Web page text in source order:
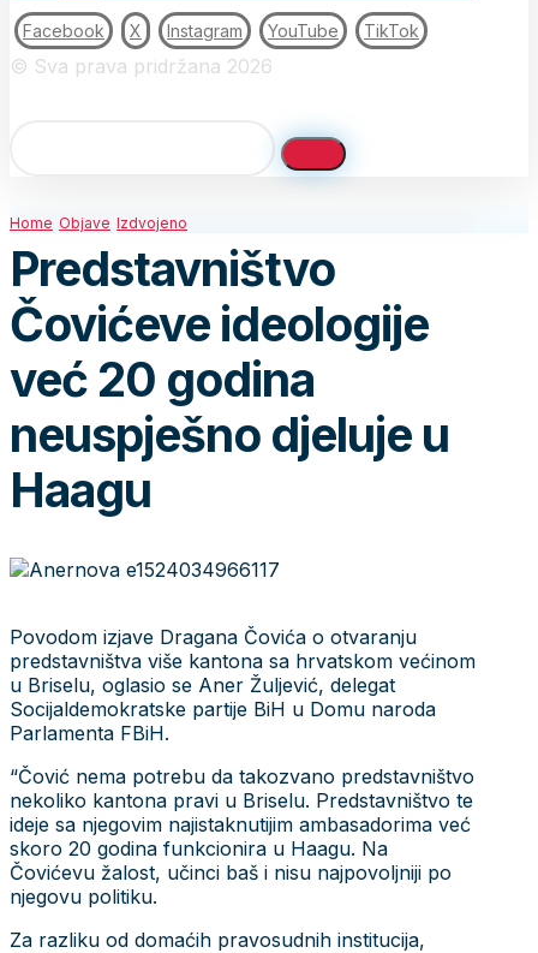
Facebook X Instagram YouTube TikTok
© Sva prava pridržana 2026
Home Objave Izdvojeno
Predstavništvo
Čovićeve ideologije
već 20 godina
neuspješno djeluje u
Haagu
Povodom izjave Dragana Čovića o otvaranju
predstavništva više kantona sa hrvatskom većinom
u Briselu, oglasio se Aner Žuljević, delegat
Socijaldemokratske partije BiH u Domu naroda
Parlamenta FBiH.
“Čović nema potrebu da takozvano predstavništvo
nekoliko kantona pravi u Briselu. Predstavništvo te
ideje sa njegovim najistaknutijim ambasadorima već
skoro 20 godina funkcionira u Haagu. Na
Čovićevu žalost, učinci baš i nisu najpovoljniji po
njegovu politiku.
Za razliku od domaćih pravosudnih institucija,